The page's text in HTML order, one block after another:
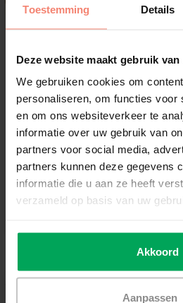
Toestemming Details
Deze website maakt gebruik van
We gebruiken cookies om
personaliseren, om functies voor
en om ons websiteverkeer te
informatie over uw gebruik van
partners voor social media,
partners kunnen deze gegevens
informatie die u aan ze heeft
verzameld op basis van uw
Akkoord
Aanpassen
Transparent colored
film | GK40 | Pink
Transparent / No sight restriction
Easy to apply yourself
€19,99
View